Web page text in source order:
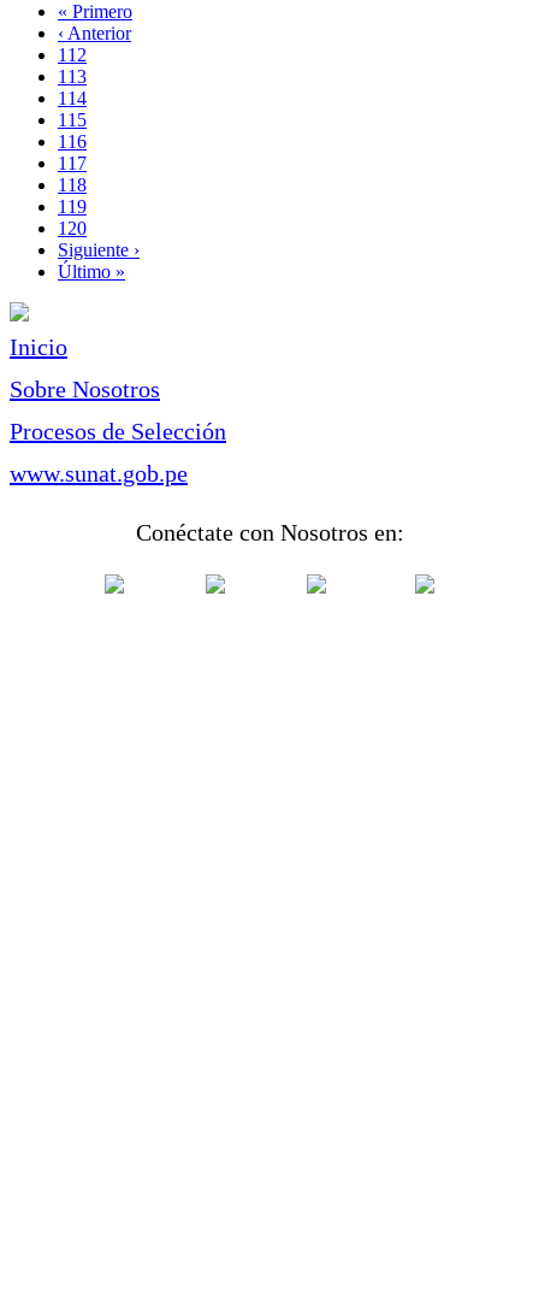
Paginación
Primera
página
« Primero
Página
anterior
‹ Anterior
Page
112
Page
113
Page
114
Page
115
Página
actual
116
Page
117
Page
118
Page
119
Page
120
Siguiente
página
Siguiente ›
Última
Último »
Inicio
Sobre Nosotros
Procesos de Selección
www.sunat.gob.pe
Conéctate con Nosotros en: